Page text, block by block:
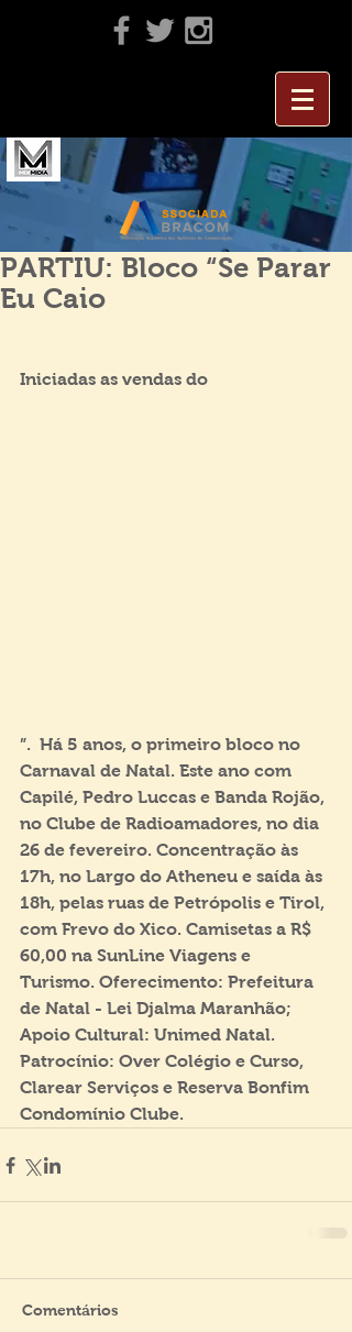
PARTIU: Bloco “Se Parar
Eu Caio
Iniciadas as vendas do
”.  Há 5 anos, o primeiro bloco no
Carnaval de Natal. Este ano com
Capilé, Pedro Luccas e Banda Rojão,
no Clube de Radioamadores, no dia
26 de fevereiro. Concentração às
17h, no Largo do Atheneu e saída às
18h, pelas ruas de Petrópolis e Tirol,
com Frevo do Xico. Camisetas a R$
60,00 na SunLine Viagens e
Turismo. Oferecimento: Prefeitura
de Natal - Lei Djalma Maranhão;
Apoio Cultural: Unimed Natal.
Patrocínio: Over Colégio e Curso,
Clarear Serviços e Reserva Bonfim
Condomínio Clube.
Comentários